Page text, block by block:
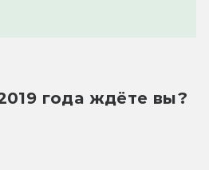
года ждёте вы?